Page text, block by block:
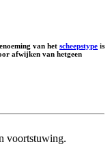
van het scheepstype is
afwijken van hetgeen
voortstuwing.